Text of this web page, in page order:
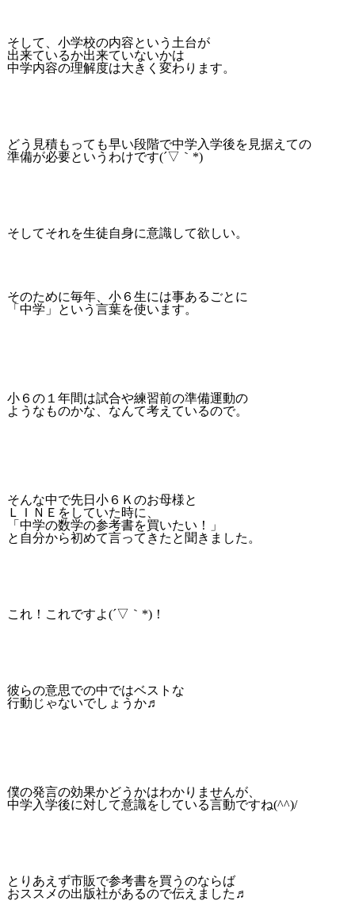
そして、小学校の内容という土台が
出来ているか出来ていないかは
中学内容の理解度は大きく変わります。
どう見積もっても早い段階で中学入学後を見据えての
準備が必要というわけです(´▽｀*)
そしてそれを生徒自身に意識して欲しい。
そのために毎年、小６生には事あるごとに
「中学」という言葉を使います。
小６の１年間は試合や練習前の準備運動の
ようなものかな、なんて考えているので。
そんな中で先日小６Ｋのお母様と
ＬＩＮＥをしていた時に、
「中学の数学の参考書を買いたい！」
と自分から初めて言ってきたと聞きました。
これ！これですよ(´▽｀*)！
彼らの意思での中ではベストな
行動じゃないでしょうか♬
僕の発言の効果かどうかはわかりませんが、
中学入学後に対して意識をしている言動ですね(^^)/
とりあえず市販で参考書を買うのならば
おススメの出版社があるので伝えました♬